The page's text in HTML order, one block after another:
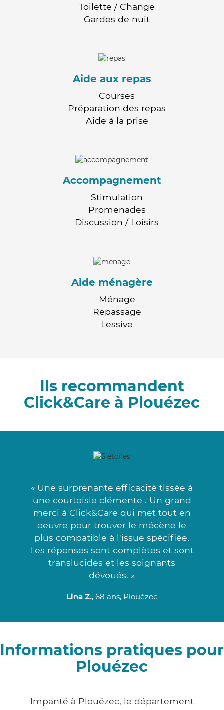
Toilette / Change
Gardes de nuit
Aide aux repas
Courses
Préparation des repas
Aide à la prise
Accompagnement
Stimulation
Promenades
Discussion / Loisirs
Aide ménagère
Ménage
Repassage
Lessive
Ils recommandent
Click&Care à Plouézec
« Une surprenante efficacité tissée à
une courtoisie clémente . Un grand
merci à Click&Care qui met tout en
oeuvre pour trouver le mécène le
plus compatible à l'issue spécifiée.
Les réponses sont complètes et sont
translucides et les soignants
dévoués. »
Lina Z., 68 ans, Plouézec
Informations pratiques pour
Plouézec
Impanté à Plouézec, le département